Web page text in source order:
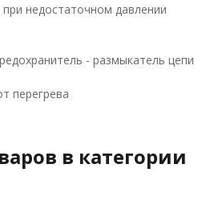
недостаточном давлении
- размыкатель цепи
перегрева
в категории